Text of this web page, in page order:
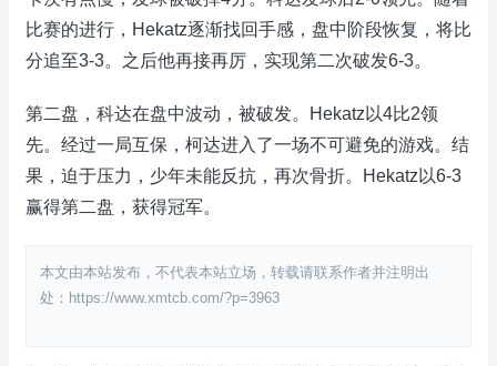
比赛的进行，Hekatz逐渐找回手感，盘中阶段恢复，将比
分追至3-3。之后他再接再厉，实现第二次破发6-3。
第二盘，科达在盘中波动，被破发。Hekatz以4比2领
先。经过一局互保，柯达进入了一场不可避免的游戏。结
果，迫于压力，少年未能反抗，再次骨折。Hekatz以6-3
赢得第二盘，获得冠军。
本文由本站发布，不代表本站立场，转载请联系作者并注明出
处：https://www.xmtcb.com/?p=3963